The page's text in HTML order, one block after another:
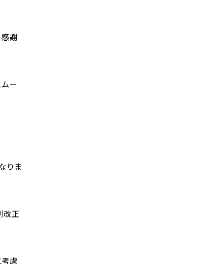
謝
ー
りま
改正
慮